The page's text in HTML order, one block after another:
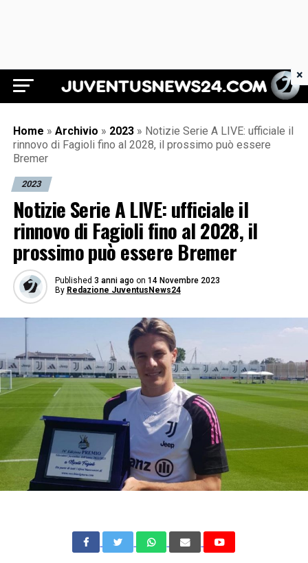
Juventus News 24
Home » Archivio » 2023 » Notizie Serie A LIVE: ufficiale il
rinnovo di Fagioli fino al 2028, il prossimo può essere
Bremer
2023
Notizie Serie A LIVE: ufficiale il
rinnovo di Fagioli fino al 2028, il
prossimo può essere Bremer
Published 3 anni ago on 14 Novembre 2023
By Redazione JuventusNews24
×